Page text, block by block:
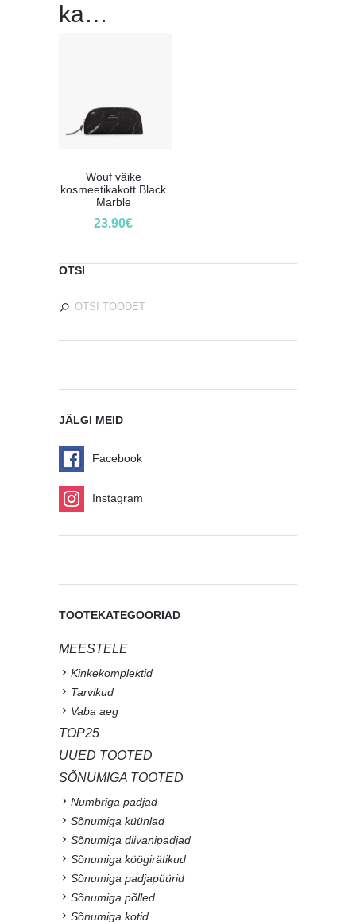
ka…
Wouf väike
kosmeetikakott Black
Marble
23.90€
OTSI
JÄLGI MEID
Facebook
Instagram
TOOTEKATEGOORIAD
MEESTELE
Kinkekomplektid
Tarvikud
Vaba aeg
TOP25
UUED TOOTED
SÕNUMIGA TOOTED
Numbriga padjad
Sõnumiga küünlad
Sõnumiga diivanipadjad
Sõnumiga köögirätikud
Sõnumiga padjapüürid
Sõnumiga põlled
Sõnumiga kotid